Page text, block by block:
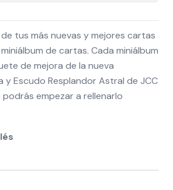
tus más nuevas y mejores cartas
de cartas. Cada miniálbum
de mejora de la nueva
y Escudo Resplandor Astral de JCC
podrás empezar a rellenarlo